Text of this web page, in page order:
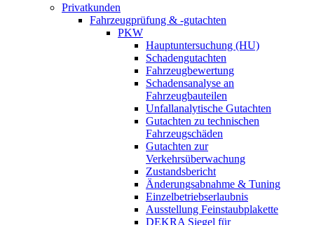
Privatkunden
Fahrzeugprüfung & -gutachten
PKW
Hauptuntersuchung (HU)
Schadengutachten
Fahrzeugbewertung
Schadensanalyse an
Fahrzeugbauteilen
Unfallanalytische Gutachten
Gutachten zu technischen
Fahrzeugschäden
Gutachten zur
Verkehrsüberwachung
Zustandsbericht
Änderungsabnahme & Tuning
Einzelbetriebserlaubnis
Ausstellung Feinstaubplakette
DEKRA Siegel für